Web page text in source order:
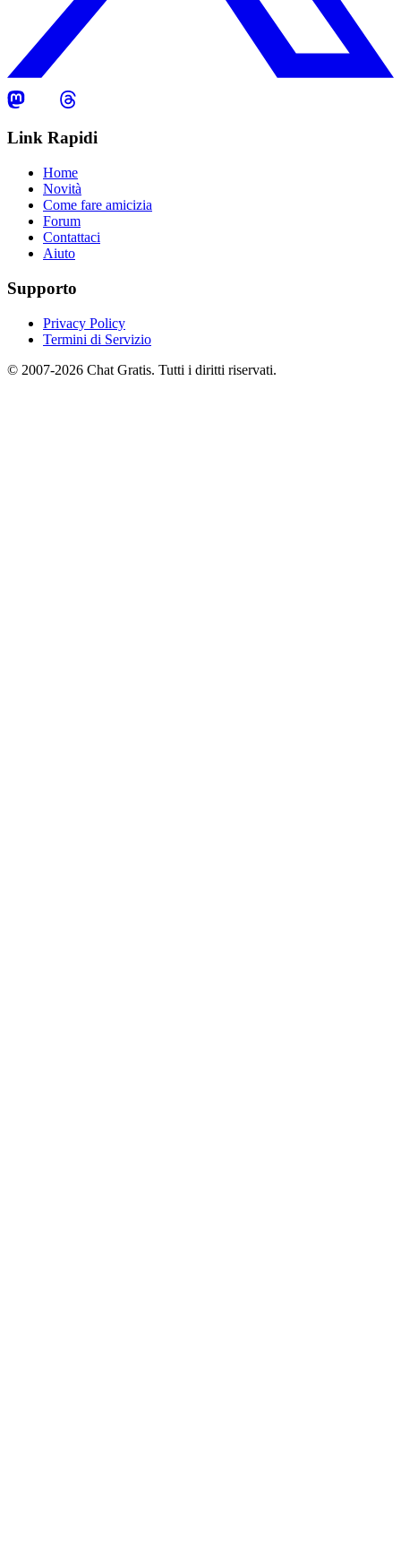
Link Rapidi
Home
Novità
Come fare amicizia
Forum
Contattaci
Aiuto
Supporto
Privacy Policy
Termini di Servizio
© 2007-2026 Chat Gratis. Tutti i diritti riservati.